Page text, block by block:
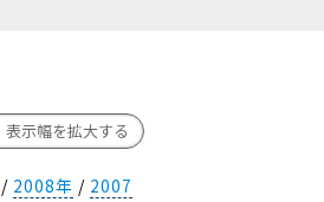
/ 2008年 / 2007